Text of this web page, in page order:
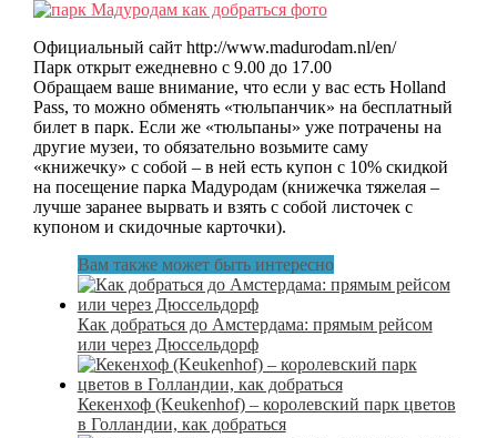
Официальный сайт http://www.madurodam.nl/en/
Парк открыт ежедневно с 9.00 до 17.00
Обращаем ваше внимание, что если у вас есть Holland
Pass, то можно обменять «тюльпанчик» на бесплатный
билет в парк. Если же «тюльпаны» уже потрачены на
другие музеи, то обязательно возьмите саму
«книжечку» с собой – в ней есть купон с 10% скидкой
на посещение парка Мадуродам (книжечка тяжелая –
лучше заранее вырвать и взять с собой листочек с
купоном и скидочные карточки).
Вам также может быть интересно
Как добраться до Амстердама: прямым рейсом
или через Дюссельдорф
Кекенхоф (Keukenhof) – королевский парк цветов
в Голландии, как добраться